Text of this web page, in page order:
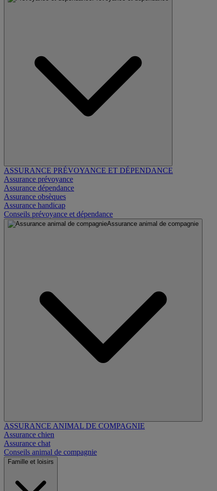
ASSURANCE PRÉVOYANCE ET DÉPENDANCE
Assurance prévoyance
Assurance dépendance
Assurance obsèques
Assurance handicap
Conseils prévoyance et dépendance
Assurance animal de compagnie
ASSURANCE ANIMAL DE COMPAGNIE
Assurance chien
Assurance chat
Conseils animal de compagnie
Famille et loisirs